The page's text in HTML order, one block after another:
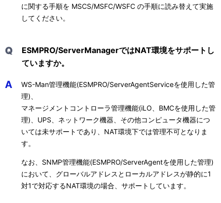
に関する手順を MSCS/MSFC/WSFC の手順に読み替えて実施
してください。
Q
ESMPRO/ServerManagerではNAT環境をサポートし
ていますか。
A
WS-Man管理機能(ESMPRO/ServerAgentServiceを使用した管
理)、
マネージメントコントローラ管理機能(iLO、BMCを使用した管
理)、UPS、ネットワーク機器、その他コンピュータ機器につ
いては未サポートであり、NAT環境下では管理不可となりま
す。
なお、SNMP管理機能(ESMPRO/ServerAgentを使用した管理)
において、グローバルアドレスとローカルアドレスが静的に1
対1で対応するNAT環境の場合、サポートしています。